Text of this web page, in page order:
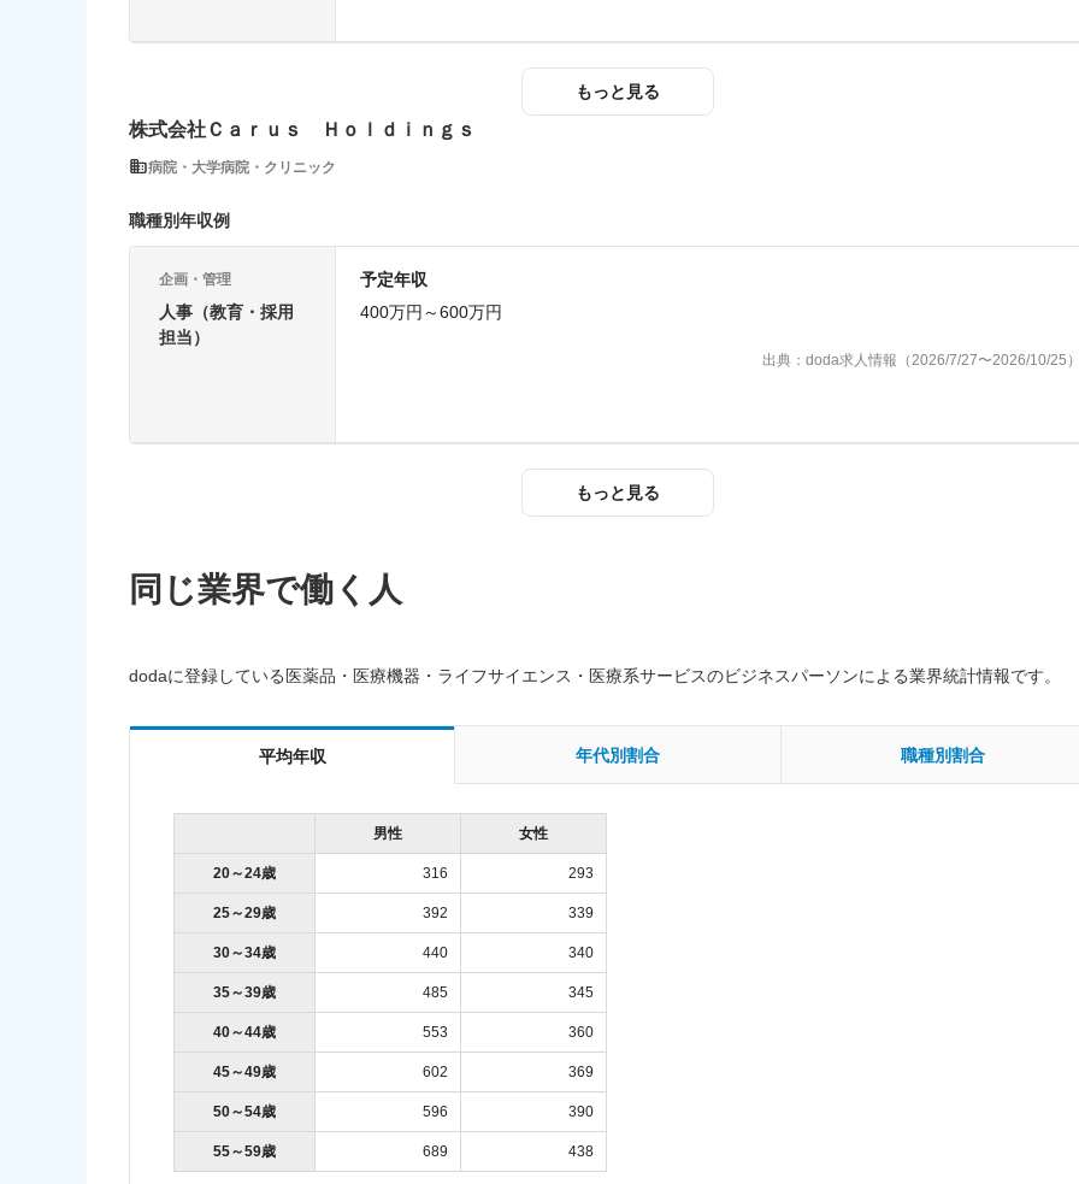
もっと見る
株式会社Ｃａｒｕｓ Ｈｏｌｄｉｎｇｓ
病院・大学病院・クリニック
職種別年収例
企画・管理
人事（教育・採用
担当）
予定年収
400万円～600万円
出典：doda求人情報（2026/7/27〜2026/10/25
もっと見る
同じ業界で働く人
dodaに登録している医薬品・医療機器・ライフサイエンス・医療系サービスのビジネスパーソンによる業界統計情報です。
平均年収 年代別割合 職種別割合
男性 女性
20～24歳 316 293
25～29歳 392 339
30～34歳 440 340
35～39歳 485 345
40～44歳 553 360
45～49歳 602 369
50～54歳 596 390
55～59歳 689 438